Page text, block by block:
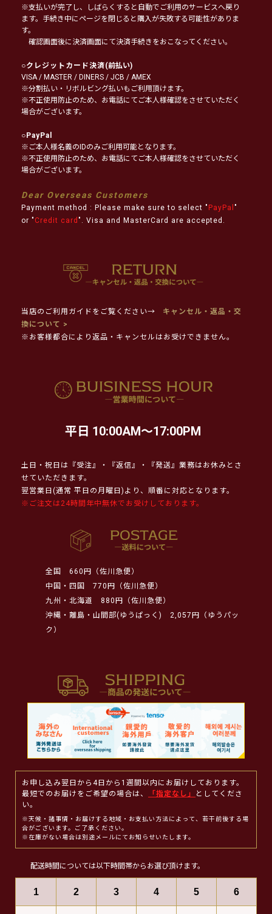
※支払いが完了し、しばらくすると自動でご利用のサービスへ戻り
ます。手続き中にページを閉じると購入が失敗する可能性がありま
す。
確認画面後に決済画面にて決済手続きをおこなってください。
○クレジットカード決済(前払い)
VISA / MASTER / DINERS / JCB / AMEX
※分割払い・リボルビング払いもご利用頂けます。
※不正使用防止のため、お電話にてご本人様確認をさせていただく
場合がございます。
○PayPal
※ご本人様名義のIDのみご利用可能となります。
※不正使用防止のため、お電話にてご本人様確認をさせていただく
場合がございます。
Dear Overseas Customers
Payment method : Please make sure to select " PayPal "
or " Credit card ". Visa and MasterCard are accepted.
当店のご利用ガイドをご覧ください→
キャンセル・返品・交
換について >
※お客様都合により返品・キャンセルはお受けできません。
平日 10:00AM～17:00PM
土日・祝日は『受注』・『返信』・『発送』業務はお休みとさ
せていただきます。
翌営業日(通常 平日の月曜日)より、順番に対応となります。
※ご注文は24時間年中無休でお受けしております。
全国
660円（佐川急便）
中国・四国
770円（佐川急便）
九州・北海道
880円（佐川急便）
沖縄・離島・山間部(ゆうぱっく)
2,057円（ゆうパッ
ク）
お申し込み翌日から4日から1週間以内にお届けしております。
最短でのお届けをご希望の場合は、
「指定なし」
としてくださ
い。
※天候・諸事情・お届けする地域・お支払い方法によって、若干前後する場
合がございます。ご了承ください。
※在庫がない場合は別途メールにてお知らせいたします。
配送時間については以下時間帯からお選び頂けます。
1 2 3 4 5 6